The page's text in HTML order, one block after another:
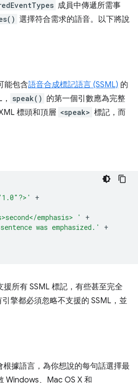
成員中傳遞所需事
選擇符合需求的語音。以下將說
能包含語音合成標記語言 (SSML) 的
speak() 的第一個引數應為完整
標頭和頂層 <speak> 標記，而
+
emphasis> '
+
was emphasized.'
+
所有 SSML 標記，有些甚至完全
擎都必須忽略不支援的 SSML，並
據語言，為你想說的每句話選擇最
Windows、Mac OS X 和